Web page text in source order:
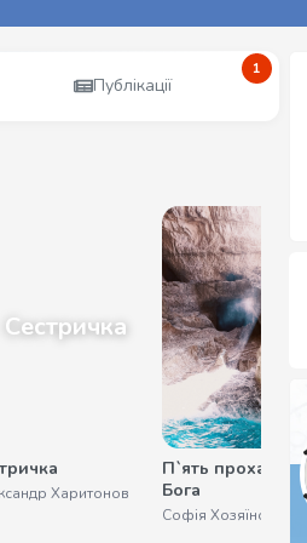
Публікації
1
Сестричка
Харитонов
П`ять прохань до
Бога
Софія Хозяїнова